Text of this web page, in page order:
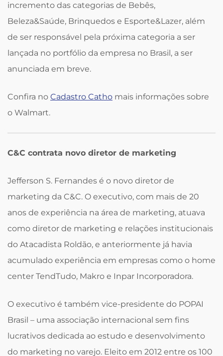
incremento das categorias de Bebês,
Beleza&Saúde, Brinquedos e Esporte&Lazer, além
de ser responsável pela próxima categoria a ser
lançada no portfólio da empresa no Brasil, a ser
anunciada em breve.
Confira no Cadastro Catho mais informações sobre
o Walmart.
C&C contrata novo diretor de marketing
Jefferson S. Fernandes é o novo diretor de
marketing da C&C. O executivo, com mais de 20
anos de experiência na área de marketing, atuava
como diretor de marketing e relações institucionais
do Atacadista Roldão, e anteriormente já havia
acumulado experiência em empresas como o home
center TendTudo, Makro e Inpar Incorporadora.
O executivo é também vice-presidente do POPAI
Brasil – uma associação internacional sem fins
lucrativos dedicada ao estudo e desenvolvimento
do marketing no varejo. Eleito em 2012 entre os 100